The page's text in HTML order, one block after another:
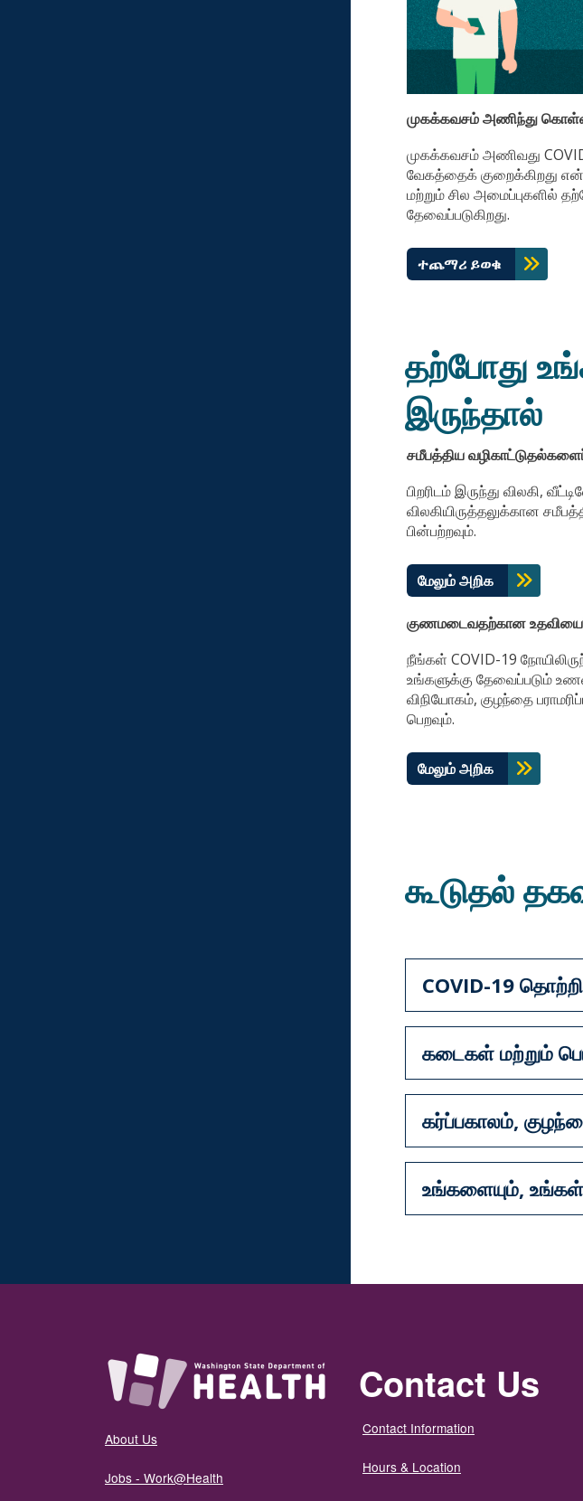
முகக்கவசம் அணிந்து
முகக்கவசம் அணிவது
வேகத்தைக் குறைக்கிறது
மற்றும் சில அமைப்புகளில்
தேவைப்படுகிறது.
ተጨማሪ ይወቁ
தற்போது
இருந்தால்
சமீபத்திய
பிறரிடம் இருந்து விலகி,
விலகியிருத்தலுக்கான
பின்பற்றவும்.
மேலும் அறிக
குணமடைவதற்கான
நீங்கள் COVID-19
உங்களுக்கு தேவைப்படும்
விநியோகம், குழந்தை
பெறவும்.
மேலும் அறிக
கூடுதல்
COVID-19
கடைகள் மற்றும்
கர்ப்பகாலம்,
உங்களையும்,
About Us
Jobs - Work@Health
Contact Us
Contact Information
Hours & Location